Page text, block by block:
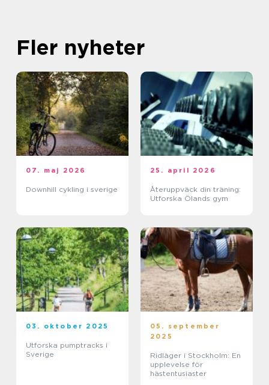
Fler nyheter
07. maj 2026
Downhill cykling i sverige
25. april 2026
Återuppväck din träning:
Utforska Ölands gym
03. oktober 2025
Utforska pumptracks i
Sverige
05. september
2025
Ridläger i Stockholm: En
upplevelse för
hästentusiaster